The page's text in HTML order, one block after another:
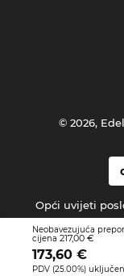
Neobavezujuća
cijena 217,00 €
173,60 €
PDV (25.00%)
Opći uvijeti
© 2026,